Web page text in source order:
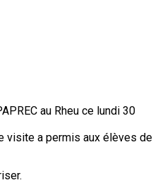
au Rheu ce lundi 30
visite a permis aux élèves de